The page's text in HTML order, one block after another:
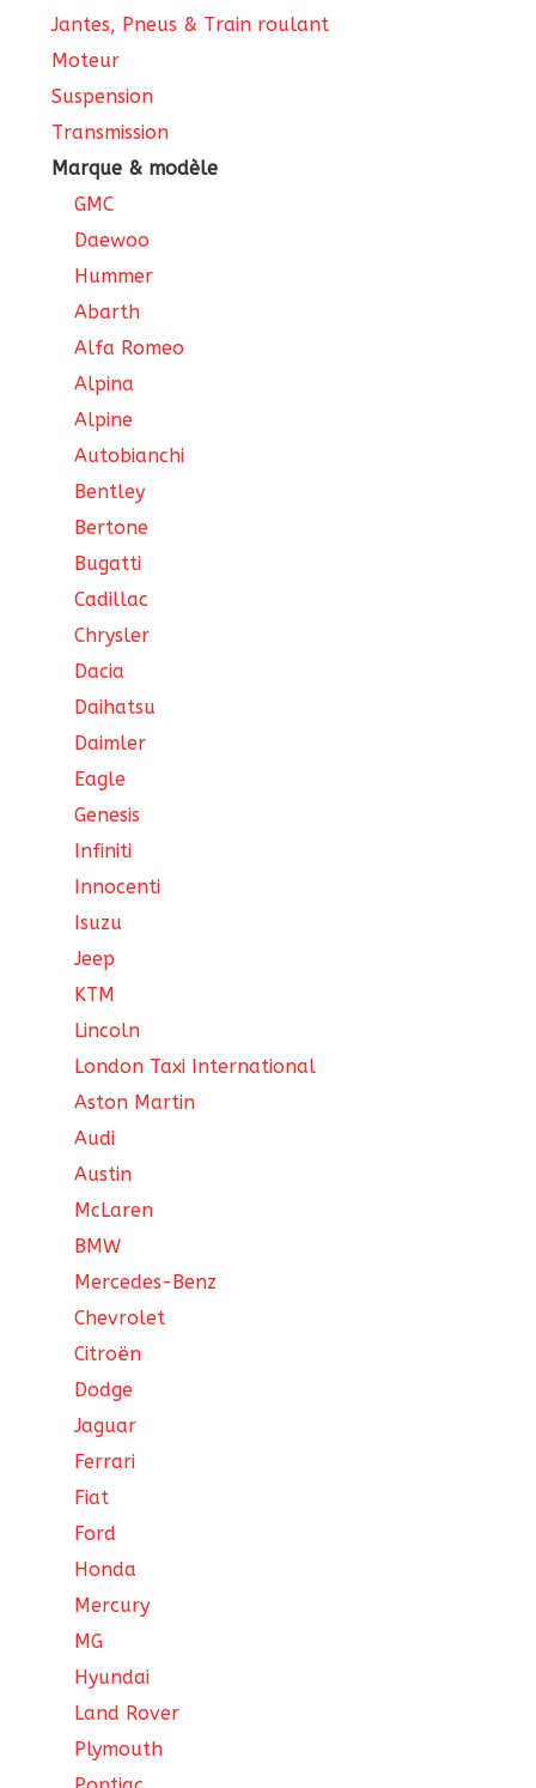
Jantes, Pneus & Train roulant
Moteur
Suspension
Transmission
Marque & modèle
GMC
Daewoo
Hummer
Abarth
Alfa Romeo
Alpina
Alpine
Autobianchi
Bentley
Bertone
Bugatti
Cadillac
Chrysler
Dacia
Daihatsu
Daimler
Eagle
Genesis
Infiniti
Innocenti
Isuzu
Jeep
KTM
Lincoln
London Taxi International
Aston Martin
Audi
Austin
McLaren
BMW
Mercedes-Benz
Chevrolet
Citroën
Dodge
Jaguar
Ferrari
Fiat
Ford
Honda
Mercury
MG
Hyundai
Land Rover
Plymouth